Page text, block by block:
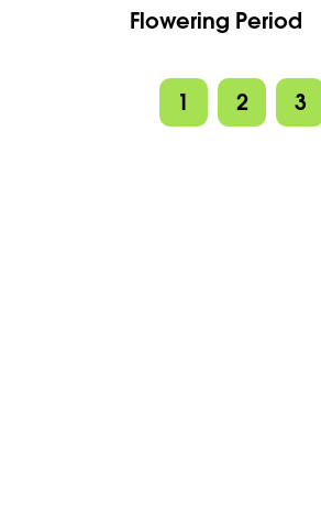
Flowering Period
1 2 3